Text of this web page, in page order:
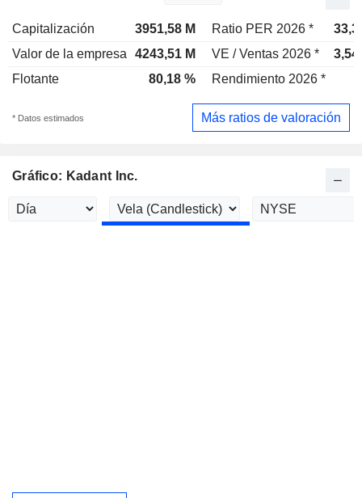
Capitalización 3951,58 M Ratio PER 2026 *
Valor de la empresa
4243,51 M VE / Ventas 2026 *
Flotante
80,18 % Rendimiento 2026 *
* Datos estimados Más ratios de valoración
Gráfico: Kadant Inc.